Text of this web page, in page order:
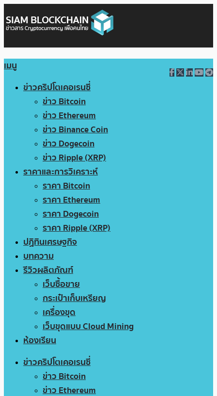
เมนู
ข่าวคริปโตเคอเรนซี่
ข่าว Bitcoin
ข่าว Ethereum
ข่าว Binance Coin
ข่าว Dogecoin
ข่าว Ripple (XRP)
ราคาและการวิเคราะห์
ราคา Bitcoin
ราคา Ethereum
ราคา Dogecoin
ราคา Ripple (XRP)
ปฏิทินเศรษฐกิจ
บทความ
รีวิวผลิตภัณฑ์
เว็บซื้อขาย
กระเป๋าเก็บเหรียญ
เครื่องขุด
เว็บขุดแบบ Cloud Mining
ห้องเรียน
ข่าวคริปโตเคอเรนซี่
ข่าว Bitcoin
ข่าว Ethereum